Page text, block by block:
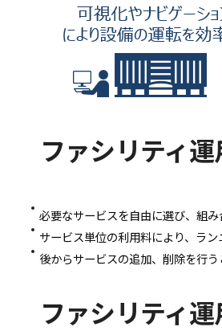
ファシリティ
必要なサービスを自由に選び、組み
サービス単位の利用料により、ラン
後からサービスの追加、削除を行う
ファシリティ